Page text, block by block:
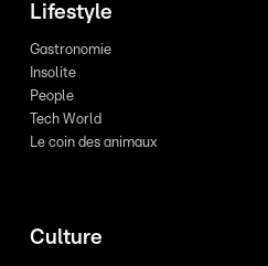
Lifestyle
Gastronomie
Insolite
People
Tech World
Le coin des animaux
Culture